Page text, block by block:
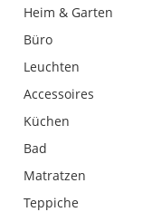
Heim & Garten
Büro
Leuchten
Accessoires
Küchen
Bad
Matratzen
Teppiche